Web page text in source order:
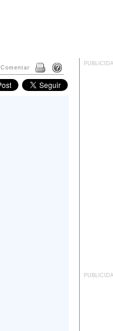
Comentar